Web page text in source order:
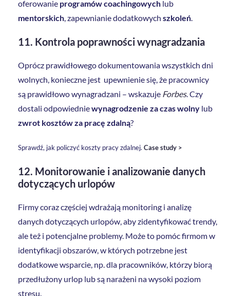
oferowanie programów coachingowych lub
mentorskich, zapewnianie dodatkowych szkoleń.
11. Kontrola poprawności wynagradzania
Oprócz prawidłowego dokumentowania wszystkich dni
wolnych, konieczne jest upewnienie się, że pracownicy
są prawidłowo wynagradzani – wskazuje Forbes. Czy
dostali odpowiedniewynagrodzenie za czas wolny lub
zwrot kosztów za pracę zdalną?
Sprawdź, jak policzyć koszty pracy zdalnej. Case study >
12. Monitorowanie i analizowanie danych
dotyczących urlopów
Firmy coraz częściej wdrażają monitoring i analizę
danych dotyczących urlopów, aby zidentyfikować trendy,
ale też i potencjalne problemy. Może to pomóc firmom w
identyfikacji obszarów, w których potrzebne jest
dodatkowe wsparcie, np. dla pracowników, którzy biorą
przedłużony urlop lub są narażeni na wysoki poziom
stresu.